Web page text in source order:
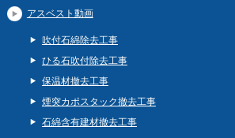
アスベスト動画
吹付石綿除去工事
ひる石吹付除去工事
保温材撤去工事
煙突カポスタック撤去工事
石綿含有建材撤去工事